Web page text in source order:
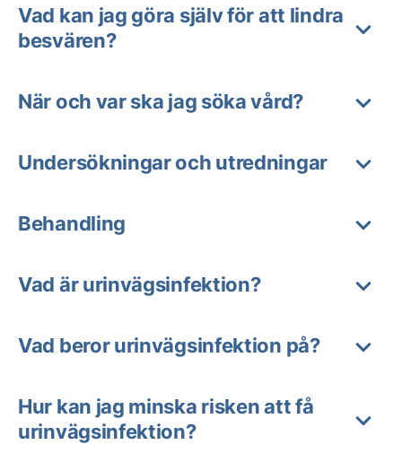
Vad kan jag göra själv för att lindra
besvären?
När och var ska jag söka vård?
Undersökningar och utredningar
Behandling
Vad är urinvägsinfektion?
Vad beror urinvägsinfektion på?
Hur kan jag minska risken att få
urinvägsinfektion?